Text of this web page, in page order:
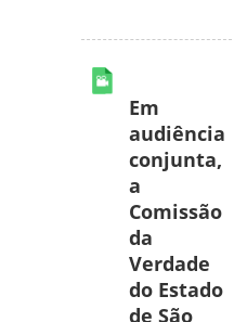
Em
audiência
conjunta,
a
Comissão
da
Verdade
do Estado
de São